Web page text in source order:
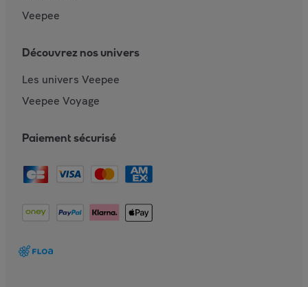
Veepee
Découvrez nos univers
Les univers Veepee
Veepee Voyage
Paiement sécurisé